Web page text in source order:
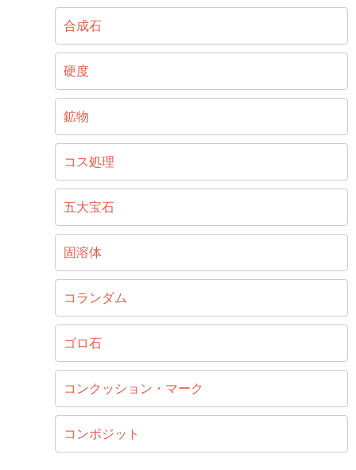
合成石
硬度
鉱物
コス処理
五大宝石
固溶体
コランダム
ゴロ石
コンクッション・マーク
コンポジット